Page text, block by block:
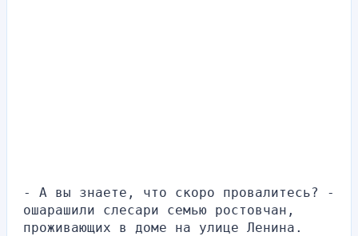
- А вы знаете, что скоро провалитесь? -
ошарашили слесари семью ростовчан,
проживающих в доме на улице Ленина.